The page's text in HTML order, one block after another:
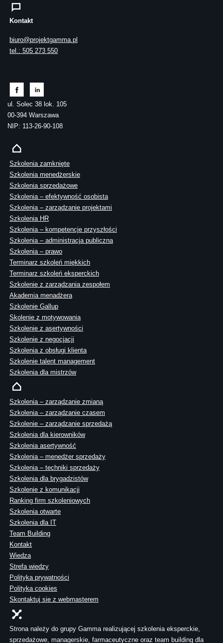
Kontakt
biuro@projektgamma.pl
tel.: 505 273 550
ul. Solec 38 lok. 105
00-394 Warszawa
NIP: 113-26-90-108
Szkolenia zamknięte
Szkolenia menedżerskie
Szkolenia sprzedażowe
Szkolenia – efektywność osobista
Szkolenia – zarządzanie projektami
Szkolenia HR
Szkolenia – kompetencje przyszłości
Szkolenia – administracja publiczna
Szkolenia – prawo
Terminarz szkoleń miękkich
Terminarz szkoleń eksperckich
Szkolenie z zarządzania zespołem
Akademia menadżera
Szkolenie Gallup
Skolenie z motywowania
Szkolenie z asertywności
Szkolenie z negocjacji
Szkolenia z obsługi klienta
Szkolenie talent management
Szkolenia dla mistrzów
Szkolenia – zarządzanie zmianą
Szkolenia – zarządzanie czasem
Szkolenie – zarządzanie sprzedażą
Szkolenia dla kierowników
Szkolenia asertywność
Szkolenia – menedżer sprzedaży
Szkolenia – techniki sprzedaży
Szkolenia dla brygadzistów
Szkolenie z komunikacji
Ranking firm szkoleniowych
Szkolenia otwarte
Szkolenia dla IT
Team Building
Kontakt
Wiedza
Strefa wiedzy
Polityka prywatności
Polityka cookies
Skontaktuj sie z webmasterem
Strona należy do grupy Gamma realizującej szkolenia eksperckie,
sprzedażowe, managerskie, farmaceutyczne oraz team building dla